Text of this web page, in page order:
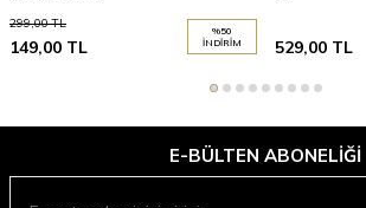
299,00TL
149,00 TL
%50
İNDIRIM
529,00TL
E-BÜLTEN ABONELIĞI